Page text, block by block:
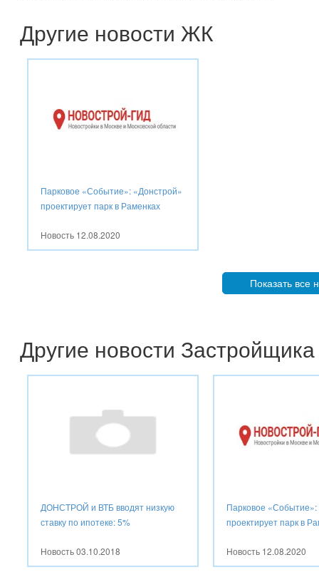
Другие новости ЖК
Парковое «Событие»: «Донстрой»
проектирует парк в Раменках
Новость 12.08.2020
Показать все
Другие новости Застройщика
ДОНСТРОЙ и ВТБ вводят низкую
ставку по ипотеке: 5%
Новость03.10.2018
Парковое
проектирует парк в
Новость 12.08.2020